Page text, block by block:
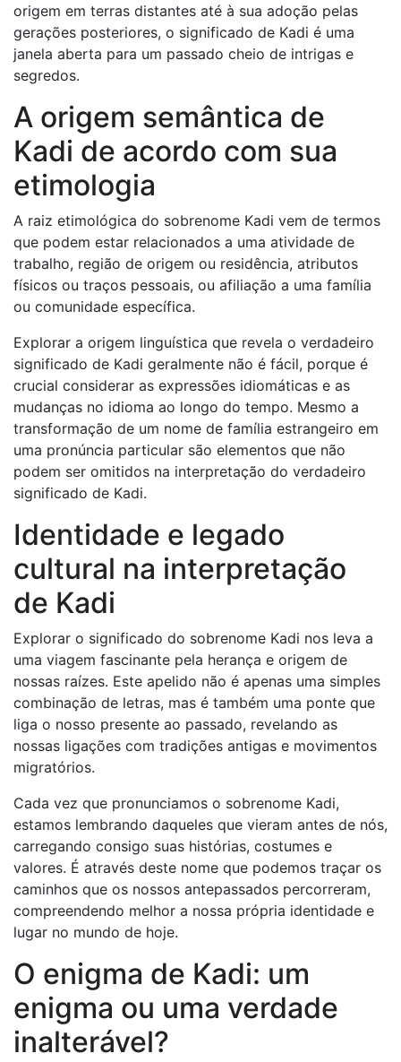
origem em terras distantes até à sua adoção pelas
gerações posteriores, o significado de Kadi é uma
janela aberta para um passado cheio de intrigas e
segredos.
A origem semântica de
Kadi de acordo com sua
etimologia
A raiz etimológica do sobrenome Kadi vem de termos
que podem estar relacionados a uma atividade de
trabalho, região de origem ou residência, atributos
físicos ou traços pessoais, ou afiliação a uma família
ou comunidade específica.
Explorar a origem linguística que revela o verdadeiro
significado de Kadi geralmente não é fácil, porque é
crucial considerar as expressões idiomáticas e as
mudanças no idioma ao longo do tempo. Mesmo a
transformação de um nome de família estrangeiro em
uma pronúncia particular são elementos que não
podem ser omitidos na interpretação do verdadeiro
significado de Kadi.
Identidade e legado
cultural na interpretação
de Kadi
Explorar o significado do sobrenome Kadi nos leva a
uma viagem fascinante pela herança e origem de
nossas raízes. Este apelido não é apenas uma simples
combinação de letras, mas é também uma ponte que
liga o nosso presente ao passado, revelando as
nossas ligações com tradições antigas e movimentos
migratórios.
Cada vez que pronunciamos o sobrenome Kadi,
estamos lembrando daqueles que vieram antes de nós,
carregando consigo suas histórias, costumes e
valores. É através deste nome que podemos traçar os
caminhos que os nossos antepassados ​​percorreram,
compreendendo melhor a nossa própria identidade e
lugar no mundo de hoje.
O enigma de Kadi: um
enigma ou uma verdade
inalterável?